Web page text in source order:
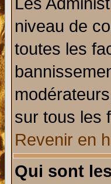
niveau de
toutes les
sur tous les
Revenir en
Qui sont